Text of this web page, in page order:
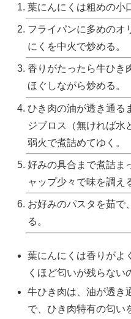
葉にんにくは粗めの小
フライパンに多めのオ
にくを中火で炒める。
香りがたったら牛ひき
ほぐしながら炒める。
ひき肉の油が透き通る
ジブロス（無ければ水
弱火で煮詰めてゆく。
好みの具合まで煮詰ま
ャップ少々で味を調え
お好みのパスタを茹で
る。
葉にんにくは香りがよ
くほど匂いが残らない
牛ひき肉は、油が透き
で、ひき肉特有の匂い